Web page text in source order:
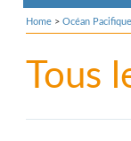
Home > Océan Pacifique
Tous